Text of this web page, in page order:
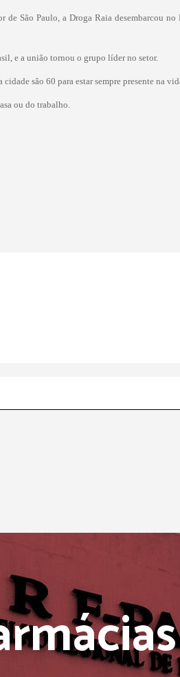
São Paulo, a Droga Raia desembarcou
e a união tornou o grupo líder no setor.
são 60 para estar sempre presente na
ou do trabalho.